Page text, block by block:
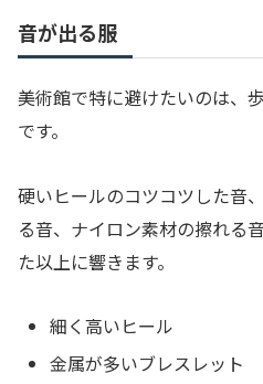
音が出る服
美術館で特に避けたいのは、
です。
硬いヒールのコツコツした音
る音、ナイロン素材の擦れる
た以上に響きます。
細く高いヒール
金属が多いブレスレット